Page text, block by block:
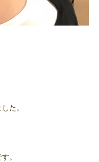
た。
。